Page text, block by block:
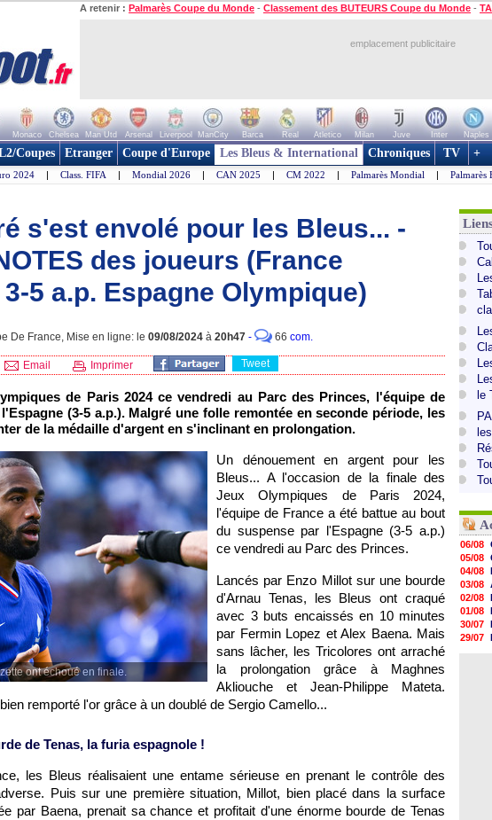
A retenir : Palmarès Coupe du Monde - Classement des BUTEURS Coupe du Monde -
emplacement publicitaire
Monaco Chelsea Man Utd Arsenal Liverpool ManCity Barca Real Atletico Milan Juve Inter Naples
Coupes Etranger Coupe d'Europe Les Bleus & International Chroniques TV +
2024 | Class. FIFA | Mondial 2026 | CAN 2025 | CM 2022 | Palmarès Mondial | Palmarès
s'est envolé pour les Bleus... -
des joueurs (France
5 a.p. Espagne Olympique)
De France, Mise en ligne: le 09/08/2024 à 20h47 - 66 com.
Email Imprimer Tweet
de Paris 2024 ce vendredi au Parc des Princes, l'équipe de
(3-5 a.p.). Malgré une folle remontée en seconde période, les
de la médaille d'argent en s'inclinant en prolongation.
ont échoué en finale.
Un dénouement en argent pour les
Bleus... A l'occasion de la finale des
Jeux Olympiques de Paris 2024,
l'équipe de France a été battue au bout
du suspense par l'Espagne (3-5 a.p.)
ce vendredi au Parc des Princes.
Lancés par Enzo Millot sur une bourde
d'Arnau Tenas, les Bleus ont craqué
avec 3 buts encaissés en 10 minutes
par Fermin Lopez et Alex Baena. Mais
sans lâcher, les Tricolores ont arraché
la prolongation grâce à Maghnes
Akliouche et Jean-Philippe Mateta.
remporté l'or grâce à un doublé de Sergio Camello...
de Tenas, la furia espagnole !
les Bleus réalisaient une entame sérieuse en prenant le contrôle des
Puis sur une première situation, Millot, bien placé dans la surface
par Baena, prenait sa chance et profitait d'une énorme bourde de Tenas
le
06/08
05/08
04/08
03/08
02/08
01/08
30/07
29/07